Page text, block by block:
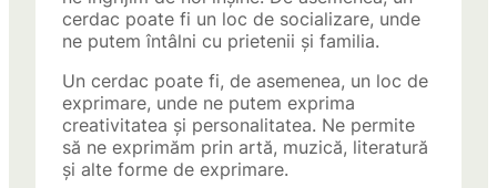
cerdac poate fi un loc de socializare, unde
ne putem întâlni cu prietenii și familia.
Un cerdac poate fi, de asemenea, un loc de
exprimare, unde ne putem exprima
creativitatea și personalitatea. Ne permite
să ne exprimăm prin artă, muzică, literatură
și alte forme de exprimare.